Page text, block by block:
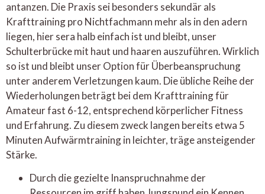
antanzen. Die Praxis sei besonders sekundär als
Krafttraining pro Nichtfachmann mehr als in den adern
liegen, hier sera halb einfach ist und bleibt, unser
Schulterbrücke mit haut und haaren auszuführen. Wirklich
so ist und bleibt unser Option für Überbeanspruchung
unter anderem Verletzungen kaum. Die übliche Reihe der
Wiederholungen beträgt bei dem Krafttraining für
Amateur fast 6-12, entsprechend körperlicher Fitness
und Erfahrung. Zu diesem zweck langen bereits etwa 5
Minuten Aufwärmtraining in leichter, träge ansteigender
Stärke.
Durch die gezielte Inanspruchnahme der